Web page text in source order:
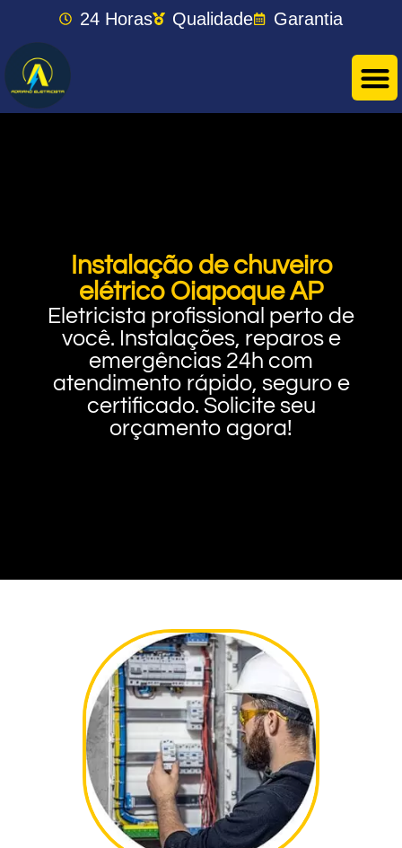
24 Horas Qualidade Garantia
Instalação de chuveiro
elétrico Oiapoque AP
Eletricista profissional perto de
você. Instalações, reparos e
emergências 24h com
atendimento rápido, seguro e
certificado. Solicite seu
orçamento agora!